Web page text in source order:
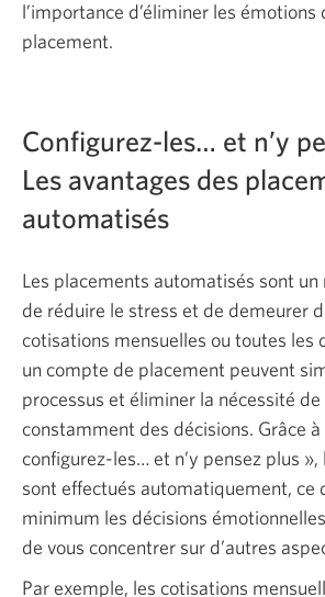
l’importance d’éliminer les émotions
placement.
Configurez-les… et n’y
Les avantages des
automatisés
Les placements automatisés sont un
de réduire le stress et de demeurer
cotisations mensuelles ou toutes les
un compte de placement peuvent
processus et éliminer la nécessité
constamment des décisions. Grâce
configurez-les… et n’y pensez plus
sont effectués automatiquement, ce
minimum les décisions
de vous concentrer sur d’autres
Par exemple, les cotisations